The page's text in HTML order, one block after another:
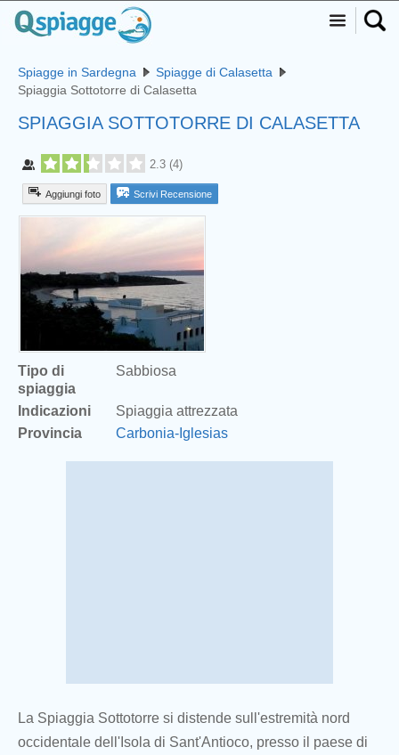
Spiagge in Sardegna
Spiagge di Calasetta
Spiaggia Sottotorre di Calasetta
SPIAGGIA SOTTOTORRE DI CALASETTA
2.3 (4)
Aggiungi foto Scrivi Recensione
Tipo di
spiaggia
Sabbiosa
Indicazioni
Spiaggia attrezzata
Provincia
Carbonia-Iglesias
La Spiaggia Sottotorre si distende sull'estremità nord
occidentale dell'Isola di Sant'Antioco, presso il paese di